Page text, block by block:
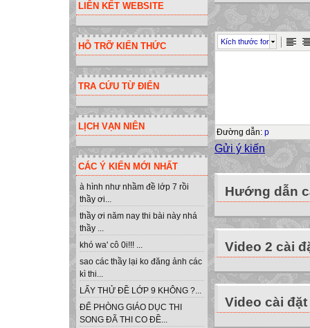
LIÊN KẾT WEBSITE
HỖ TRỠ KIẾN THỨC
TRA CỨU TỪ ĐIỂN
LỊCH VẠN NIÊN
CÁC Ý KIẾN MỚI NHẤT
à hình như nhầm đề lớp 7 rồi
thầy ơi...
thầy ơi năm nay thi bài này nhá
thầy ...
khó wa' cô 0i!!! ...
sao các thầy lại ko đăng ảnh các
kì thi...
LẤY THỬ ĐỀ LỚP 9 KHÔNG ?...
ĐỂ PHÒNG GIÁO DỤC THI
SONG ĐÃ THI CO ĐỀ...
Bài làm của:
- Nguyễn Đào
- Lý Lan Anh
Kích thước font
Đường dẫn: p
Gửi ý kiến
Hướng dẫn
Video 2 cài
Video cài đặt